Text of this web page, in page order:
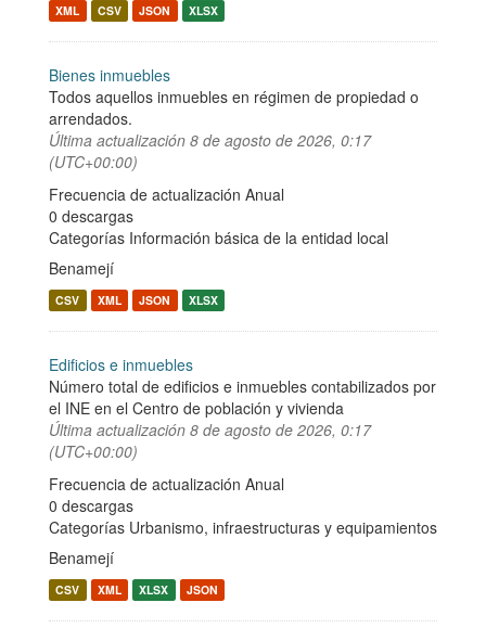
XML CSV JSON XLSX
Bienes inmuebles
Todos aquellos inmuebles en régimen de propiedad o
arrendados.
Última actualización 8 de agosto de 2026, 0:17
(UTC+00:00)
Frecuencia de actualización Anual
0 descargas
Categorías Información básica de la entidad local
Benamejí
CSV XML JSON XLSX
Edificios e inmuebles
Número total de edificios e inmuebles contabilizados por
el INE en el Centro de población y vivienda
Última actualización 8 de agosto de 2026, 0:17
(UTC+00:00)
Frecuencia de actualización Anual
0 descargas
Categorías Urbanismo, infraestructuras y equipamientos
Benamejí
CSV XML XLSX JSON